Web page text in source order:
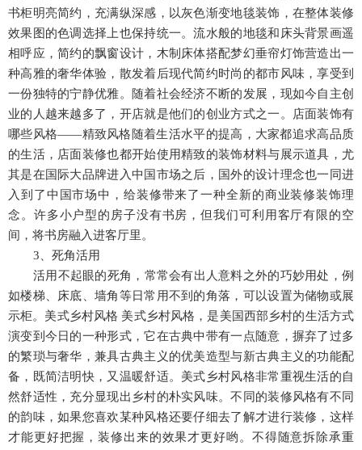
书柜明亮简约，充满纵深感，以灰色渐变地毯装饰，在整体装修
效果图的色调选择上也保持统一。流水般的地毯和床头背景画遥
相呼应，简约的飘窗设计，木制床体搭配梦幻垂帘灯饰营造出一
种高雅的奢华体验，散发着后现代简约时尚的都市风味，享受到
一份独特的宁静优雅。随着社会经济不断的发展，现如今自主创
业的人越来越多了，开店就是他们的创业方式之一。店面装饰有
哪些风格——精致风格随着生活水平的提高，大家都追求高品质
的生活，店面装修也都开始使用精致的装饰材料与展示道具，尤
其是在国际大品牌进入中国市场之后，国外的设计理念也一同进
入到了中国市场中，给装修带来了一种全新的商业装修装饰理
念。许多小户型的房子没有书房，但我们可利用客厅有限的空
间，将书房融入进客厅里。
3 、死角活用
活用不起眼的死角，常常会有出人意料之外的巧妙用处，例
如楼梯、床底、墙角等日常用不到的角落，可以设置为储物或展
示柜。美式乡村风格 美式乡村风格，是美国西部乡村的生活方式
演变到今日的一种形式，它在古典中带有一点随意，摒弃了过多
的繁琐与奢华，兼具古典主义的优美造型与新古典主义的功能配
备，既简洁明快，又温暖舒适。美式乡村风格非常重视生活的自
然舒适性，充分显现出乡村的朴实风味。不同的装修风格有不同
的韵味，如果您喜欢某种风格还要仔细去了解才进行装修，这样
才能更好把握，装修出来的效果才更好哟。不得随意拆除承重